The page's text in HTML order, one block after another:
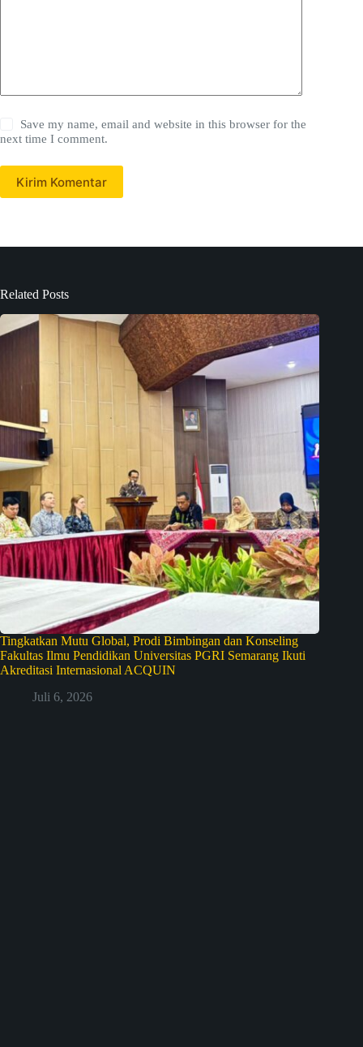
Save my name, email and website in this browser for the
next time I comment.
Kirim Komentar
Related Posts
Tingkatkan Mutu Global, Prodi Bimbingan dan Konseling
Fakultas Ilmu Pendidikan Universitas PGRI Semarang Ikuti
Akreditasi Internasional ACQUIN
Juli 6, 2026